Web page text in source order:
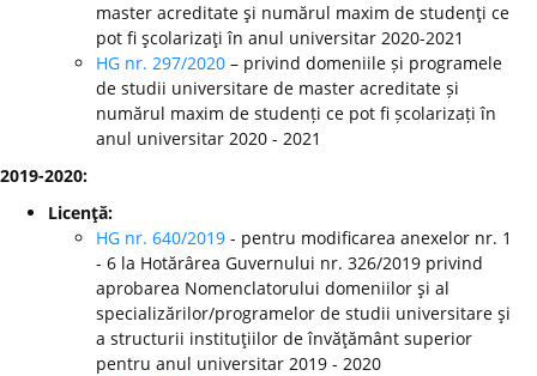
master acreditate şi numărul maxim de studenţi ce
pot fi şcolarizaţi în anul universitar 2020-2021
HG nr. 297/2020 – privind domeniile și programele
de studii universitare de master acreditate și
numărul maxim de studenți ce pot fi școlarizați în
anul universitar 2020 - 2021
2019-2020:
Licenţă:
HG nr. 640/2019 - pentru modificarea anexelor nr. 1
- 6 la Hotărârea Guvernului nr. 326/2019 privind
aprobarea Nomenclatorului domeniilor şi al
specializărilor/programelor de studii universitare şi
a structurii instituţiilor de învăţământ superior
pentru anul universitar 2019 - 2020